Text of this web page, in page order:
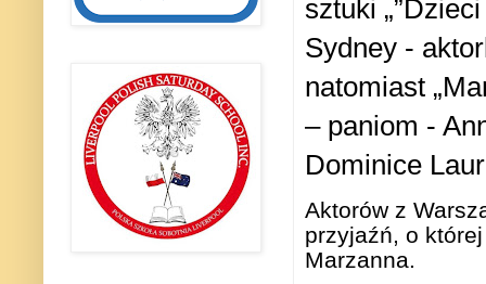
sztuki
Sydney -
natomiast
– paniom -
Dominice
Aktorów z
przyjaźń, o
Marzanna.